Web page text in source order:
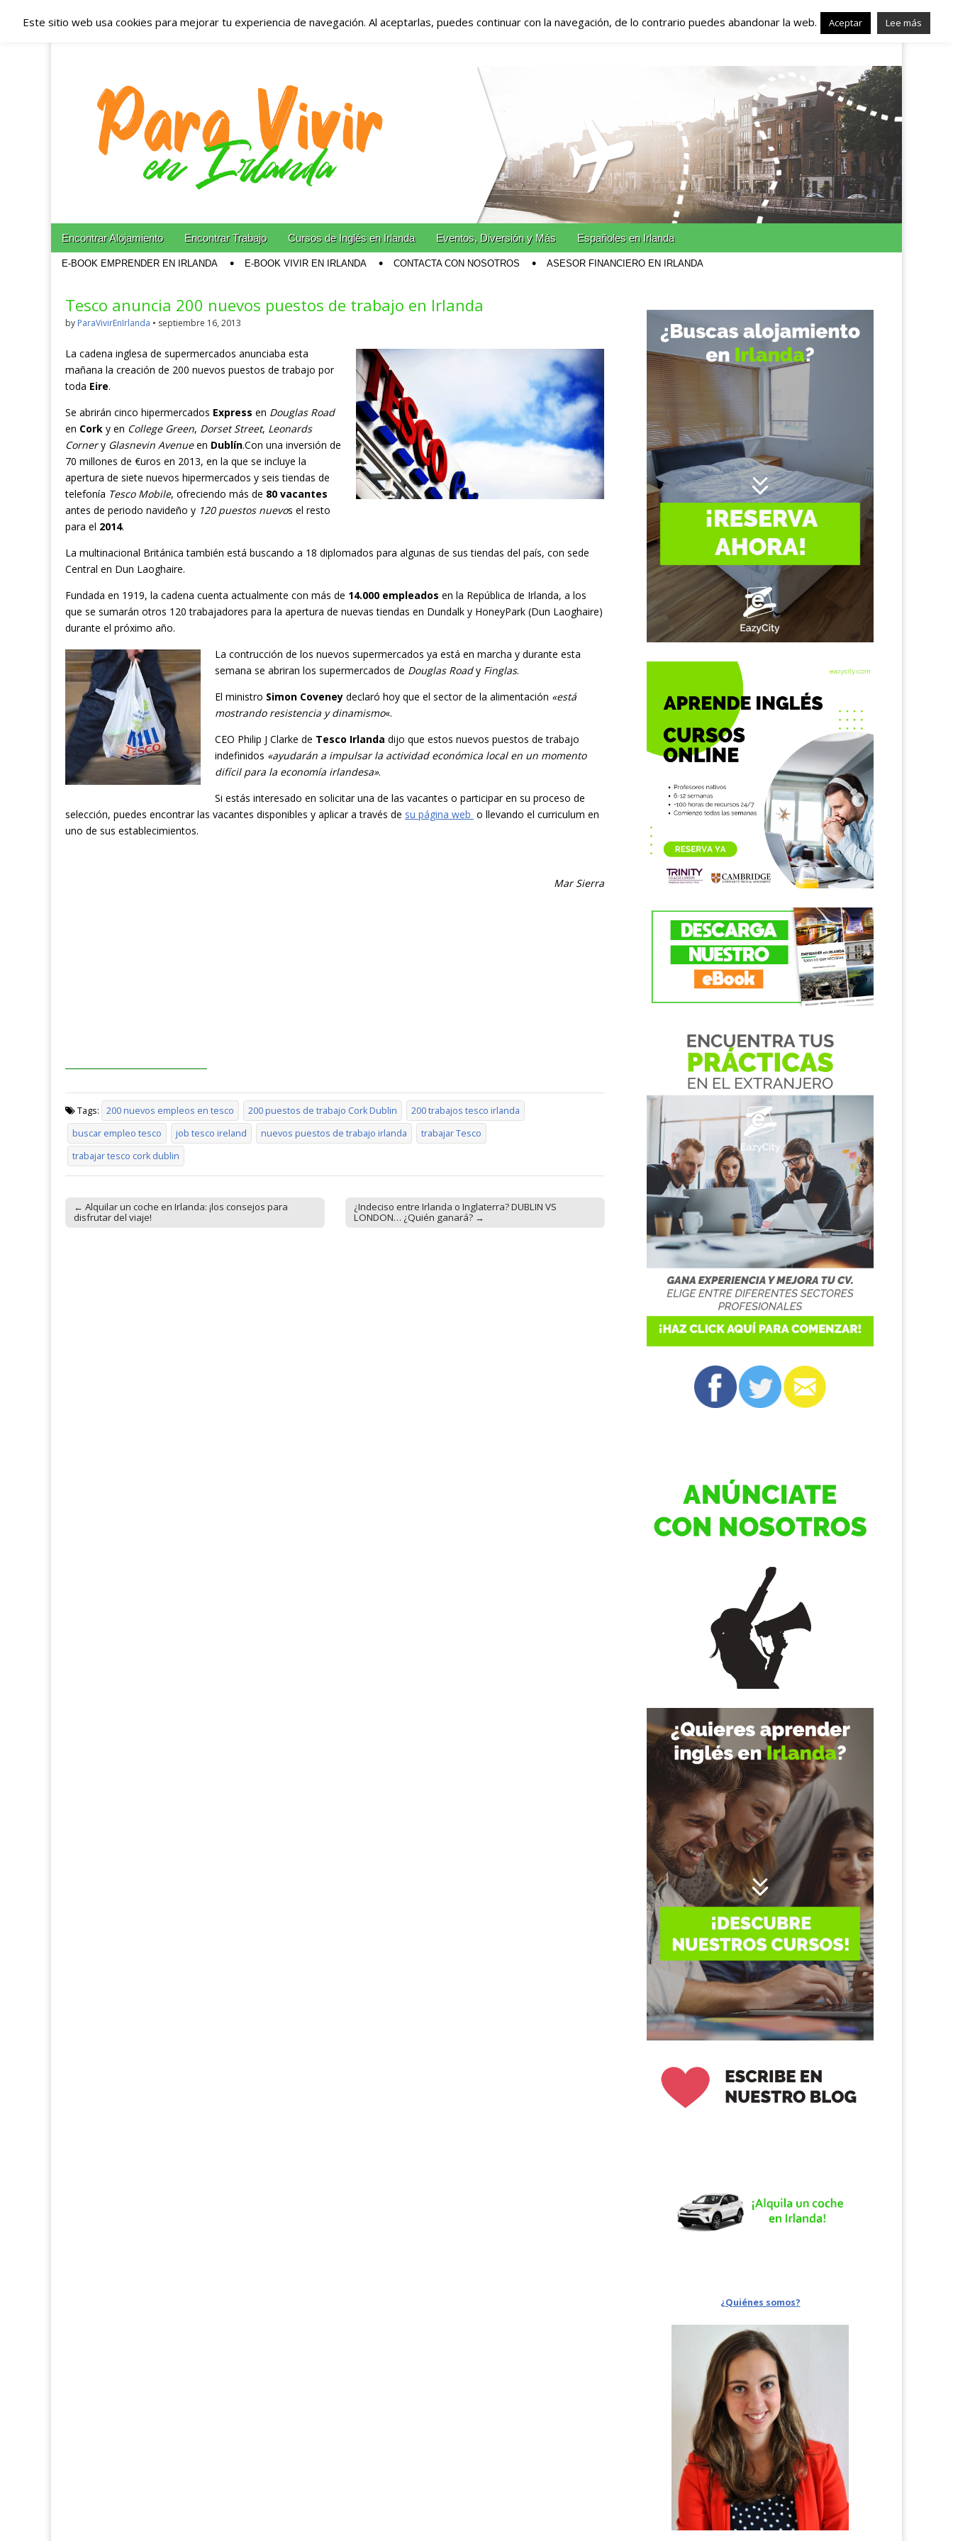
Españoles en Irlanda – Vivir en Irlanda – Trabajo en
Irlanda – Alojamiento en Irlanda
Blog dedicado a los que viven, estudian y trabajan en Irlanda!
Main menu
Skip to content
Encontrar Alojamiento Encontrar Trabajo Cursos de Inglés en Irlanda Eventos, Diversión y Más Españoles en Irlanda
E-BOOK EMPRENDER EN IRLANDA E-BOOK VIVIR EN IRLANDA CONTACTA CON NOSOTROS ASESOR FINANCIERO EN IRLANDA
Tesco anuncia 200 nuevos puestos de trabajo en Irlanda
by ParaVivirEnIrlanda • septiembre 16, 2013
La cadena inglesa de supermercados anunciaba esta
mañana la creación de 200 nuevos puestos de trabajo por
toda Eire.
Se abrirán cinco hipermercados Express en Douglas Road
en Cork y en College Green, Dorset Street, Leonards
Cornery Glasnevin Avenueen Dublín.Con una inversión de
70 millones de €uros en 2013, en la que se incluye la
apertura de siete nuevos hipermercados y seis tiendas de
telefonía Tesco Mobile, ofreciendo más de 80 vacantes
antes de periodo navideño y 120 puestos nuevos el resto
para el 2014.
La multinacional Británica también está buscando a 18 diplomados para algunas de sus tiendas del país, con sede
Central en Dun Laoghaire.
Fundada en 1919, la cadena cuenta actualmente con más de 14.000 empleados en la República de Irlanda, a los
que se sumarán otros 120 trabajadores para la apertura de nuevas tiendas en Dundalk y HoneyPark (Dun Laoghaire)
durante el próximo año.
La contrucción de los nuevos supermercados ya está en marcha y durante esta
semana se abriran los supermercados de Douglas Roady Finglas.
El ministro Simon Coveney declaró hoy que el sector de la alimentación «está
mostrando resistencia y dinamismo«.
CEO Philip J Clarke de Tesco Irlanda dijo que estos nuevos puestos de trabajo
indefinidos «ayudarán a impulsar la actividad económica local en un momento
difícil para la economía irlandesa».
Si estás interesado en solicitar una de las vacantes o participar en su proceso de
selección, puedes encontrar las vacantes disponibles y aplicar a través de su página web o llevando el curriculum en
uno de sus establecimientos.
Mar Sierra
Tags: 200 nuevos empleos en tesco 200 puestos de trabajo Cork Dublin
200 trabajos tesco irlanda
buscar empleo tesco
job tesco ireland nuevos puestos de trabajo irlanda
trabajar Tesco
trabajar tesco cork dublin
Post navigation
← Alquilar un coche en Irlanda: ¡los consejos para
disfrutar del viaje!
¿Indeciso entre Irlanda o Inglaterra? DUBLIN VS
LONDON… ¿Quién ganará? →
¿Quiénes somos?
Este sitio web usa cookies para mejorar tu experiencia de navegación. Al aceptarlas, puedes continuar con la navegación, de lo contrario puedes abandonar la web. Aceptar Lee más